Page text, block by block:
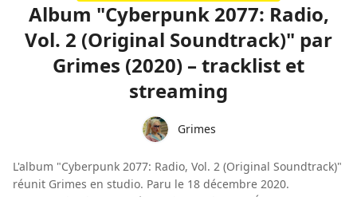
Album "Cyberpunk 2077: Radio,
Vol. 2 (Original Soundtrack)" par
Grimes (2020) – tracklist et
streaming
Grimes
L'album "Cyberpunk 2077: Radio, Vol. 2 (Original Soundtrack)"
réunit Grimes en studio. Paru le 18 décembre 2020.